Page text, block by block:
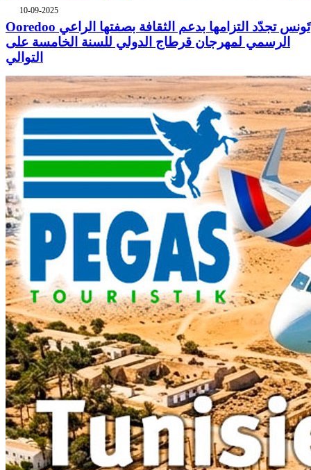
10-09-2025
Ooredoo تَونس تجدّد التزامها بدعم الثقافة بصفتها الراعي
الرسمي لمهرجان قرطاج الدولي للسنة الخامسة على
التوالي